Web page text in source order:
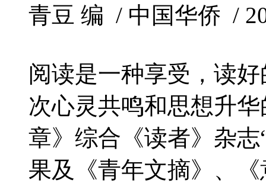
青豆 编 / 中国华侨 /
阅读是一种享受，读
次心灵共鸣和思想升
章》综合《读者》杂
果及《青年文摘》、